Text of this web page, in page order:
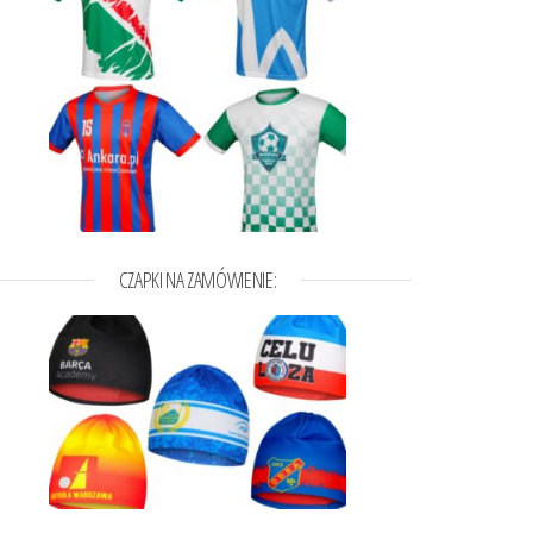
CZAPKI NA ZAMÓWIENIE: